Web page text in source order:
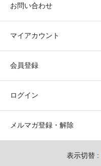
お問い合わせ
マイアカウント
会員登録
ログイン
メルマガ登録・解除
表示切替 :